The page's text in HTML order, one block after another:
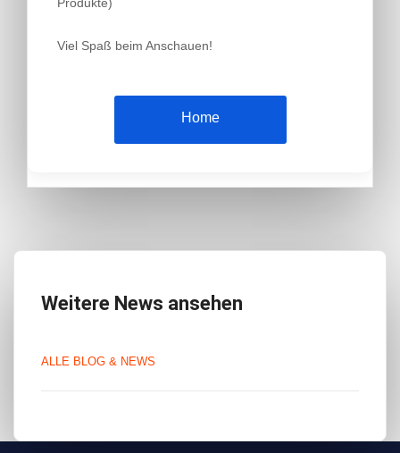
Viel Spaß beim Anschauen!
Home
Weitere News ansehen
ALLE BLOG & NEWS